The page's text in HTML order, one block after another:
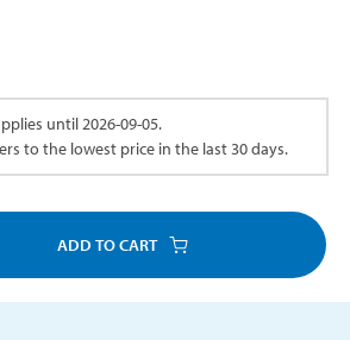
until 2026-09-05.
to the lowest price in the last 30 days.
ADD TO CART